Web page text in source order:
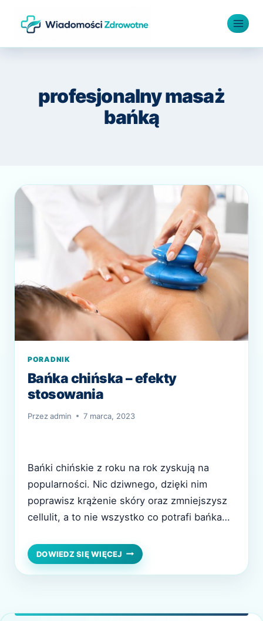
profesjonalny masaż
bańką
PORADNIK
Bańka chińska – efekty
stosowania
Przezadmin 7 marca, 2023
Bańki chińskie z roku na rok zyskują na
popularności. Nic dziwnego, dzięki nim
poprawisz krążenie skóry oraz zmniejszysz
cellulit, a to nie wszystko co potrafi bańka
praktycznie natychmiastowe. Jeśli jesteś
ciekawa, jak działają bańki chiśnkie, dla kogo
koniecznie zapoznaj się…
DOWIEDZ SIĘ WIĘCEJ BAŃKA
CHIŃSKA
–